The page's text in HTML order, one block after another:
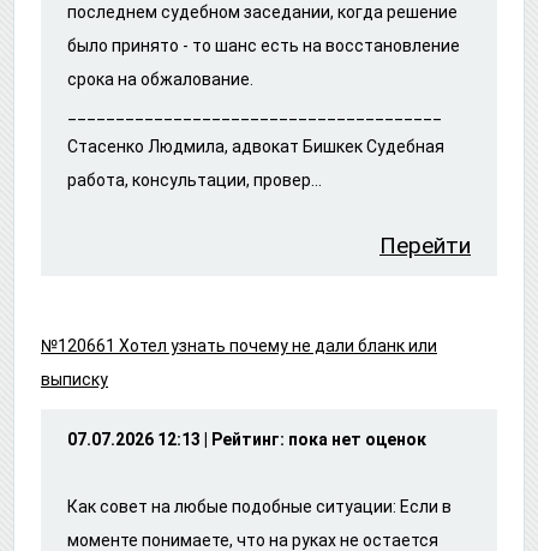
последнем судебном заседании, когда решение
было принято - то шанс есть на восстановление
срока на обжалование.
Стасенко Людмила, адвокат Бишкек Судебная
работа, консультации, провер...
Перейти
№120661 Хотел узнать почему не дали бланк или
выписку
07.07.2026 12:13 | Рейтинг: пока нет оценок
Как совет на любые подобные ситуации: Если в
моменте понимаете, что на руках не остается